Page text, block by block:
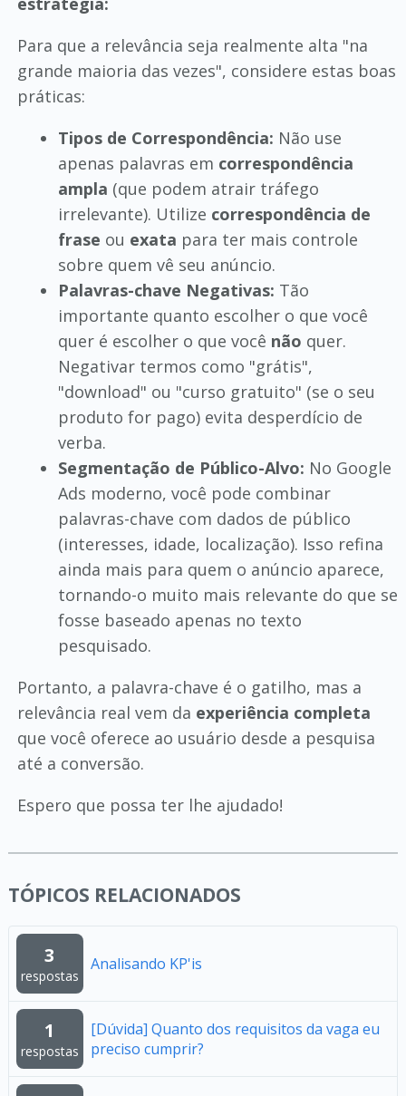
Para que a relevância seja realmente alta "na
grande maioria das vezes", considere estas boas
práticas:
Tipos de Correspondência: Não use
apenas palavras em correspondência
ampla (que podem atrair tráfego
irrelevante). Utilize correspondência de
frase ou exata para ter mais controle
sobre quem vê seu anúncio.
Palavras-chave Negativas: Tão
importante quanto escolher o que você
quer é escolher o que você não quer.
Negativar termos como "grátis",
"download" ou "curso gratuito" (se o seu
produto for pago) evita desperdício de
verba.
Segmentação de Público-Alvo: No Google
Ads moderno, você pode combinar
palavras-chave com dados de público
(interesses, idade, localização). Isso refina
ainda mais para quem o anúncio aparece,
tornando-o muito mais relevante do que se
fosse baseado apenas no texto
pesquisado.
Portanto, a palavra-chave é o gatilho, mas a
relevância real vem da experiência completa
que você oferece ao usuário desde a pesquisa
até a conversão.
Espero que possa ter lhe ajudado!
TÓPICOS RELACIONADOS
3
respostas
Analisando KP'is
1
respostas
[Dúvida] Quanto dos requisitos da vaga eu
preciso cumprir?